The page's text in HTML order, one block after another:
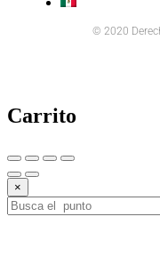
© 2020
Carrito
×